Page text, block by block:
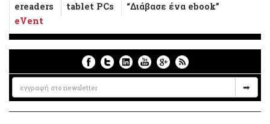
ereaders
tablet PCs
“Διάβασε ένα ebook”
eVent